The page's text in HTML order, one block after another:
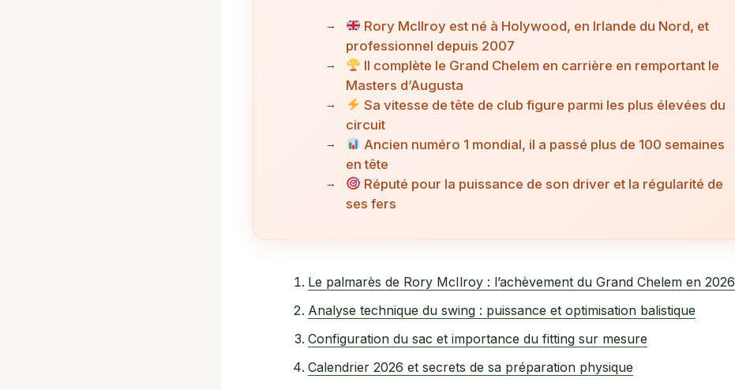
Rory McIlroy est né à Holywood, en Irlande du Nord, et
professionnel depuis 2007
Il complète le Grand Chelem en carrière en remportant le
Masters d’Augusta
Sa vitesse de tête de club figure parmi les plus élevées du
circuit
Ancien numéro 1 mondial, il a passé plus de 100 semaines
en tête
Réputé pour la puissance de son driver et la régularité de
ses fers
Le palmarès de Rory McIlroy : l’achèvement du Grand Chelem en 2026
Analyse technique du swing : puissance et optimisation balistique
Configuration du sac et importance du fitting sur mesure
Calendrier 2026 et secrets de sa préparation physique